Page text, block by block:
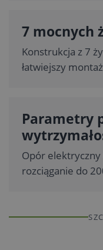
7 mocnych
Konstrukcja z 7
łatwiejszy
Parametry
Opór elektryczny
rozciąganie do